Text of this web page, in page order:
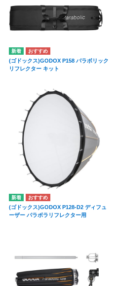
(ゴドックス)GODOX P158 パラボリック
リフレクター キット
(ゴドックス)GODOX P128-D2 ディフュ
ーザー パラボラリフレクター用